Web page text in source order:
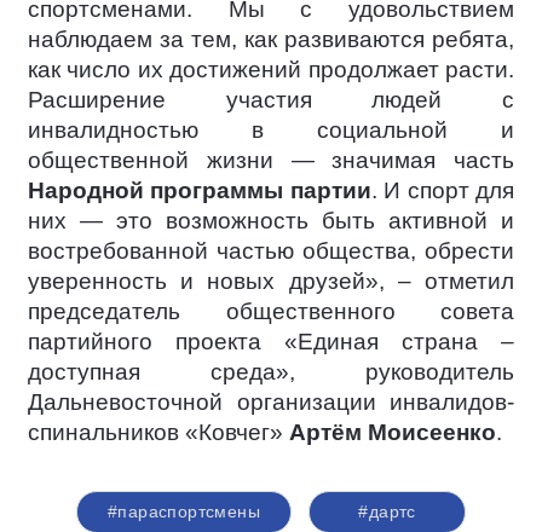
спортсменами. Мы с удовольствием
наблюдаем за тем, как развиваются ребята,
как число их достижений продолжает расти.
Расширение участия людей с
инвалидностью в социальной и
общественной жизни — значимая часть
Народной программы партии. И спорт для
них — это возможность быть активной и
востребованной частью общества, обрести
уверенность и новых друзей», – отметил
председатель общественного совета
партийного проекта «Единая страна –
доступная среда», руководитель
Дальневосточной организации инвалидов-
спинальников «Ковчег» Артём Моисеенко.
#параспортсмены #дартс